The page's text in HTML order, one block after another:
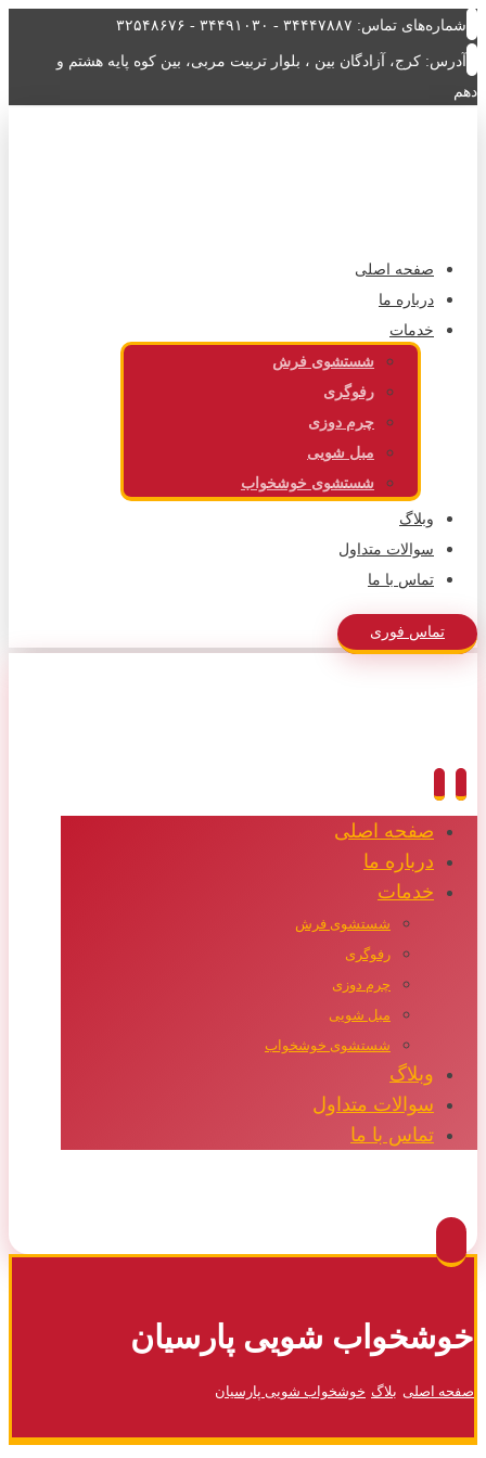
شماره‌های تماس: ۳۴۴۴۷۸۸۷ - ۳۴۴۹۱۰۳۰ - ۳۲۵۴۸۶۷۶
آدرس: کرج، آزادگان بین ، بلوار تربیت مربی، بین کوه پایه هشتم و
دهم
صفحه اصلی
درباره ما
خدمات
شستشوی فرش
رفوگری
چرم دوزی
مبل شویی
شستشوی خوشخواب
وبلاگ
سوالات متداول
تماس با ما
تماس فوری
صفحه اصلی
درباره ما
خدمات
شستشوی فرش
رفوگری
چرم دوزی
مبل شویی
شستشوی خوشخواب
وبلاگ
سوالات متداول
تماس با ما
خوشخواب شویی پارسیان
صفحه اصلی بلاگ خوشخواب شویی پارسیان